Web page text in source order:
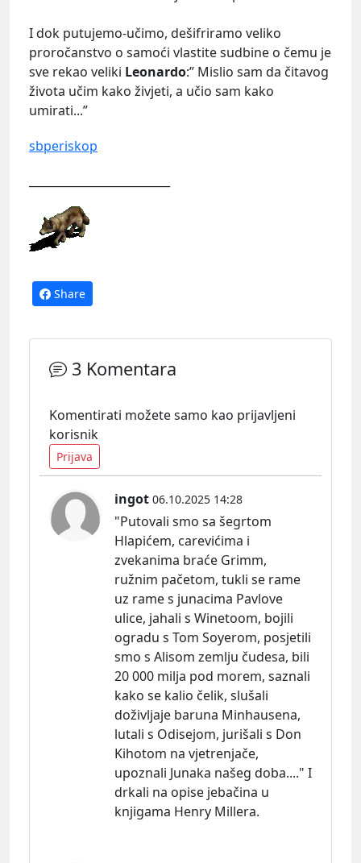
I dok putujemo-učimo, dešifriramo veliko
proročanstvo o samoći vlastite sudbine o čemu je
sve rekao veliki Leonardo:” Mislio sam da čitavog
života učim kako živjeti, a učio sam kako
umirati...”
sbperiskop
Share
3 Komentara
Komentirati možete samo kao prijavljeni
korisnik
Prijava
ingot 06.10.2025 14:28
"Putovali smo sa šegrtom
Hlapićem, carevićima i
zvekanima braće Grimm,
ružnim pačetom, tukli se rame
uz rame s junacima Pavlove
ulice, jahali s Winetoom, bojili
ogradu s Tom Soyerom, posjetili
smo s Alisom zemlju čudesa, bili
20 000 milja pod morem, saznali
kako se kalio čelik, slušali
doživljaje baruna Minhausena,
lutali s Odisejom, jurišali s Don
Kihotom na vjetrenjače,
upoznali Junaka našeg doba...." I
drkali na opise jebačina u
knjigama Henry Millera.